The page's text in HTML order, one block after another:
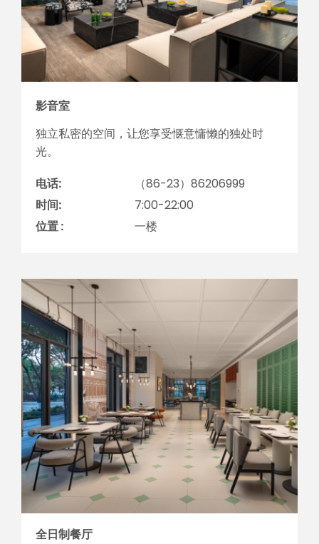
影音室
独立私密的空间，让您享受惬意慵懒的独处时
光。
电话:
（86-23）86206999
时间:
7:00-22:00
位置 :
一楼
全日制餐厅